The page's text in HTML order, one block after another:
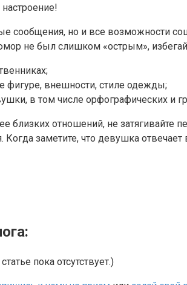
сообщения, но и все возможности
не был слишком «острым»,
фигуре, внешности, стиле одежды;
в том числе орфографических и
близких отношений, не затягивайте
Когда заметите, что девушка
пока отсутствует.)